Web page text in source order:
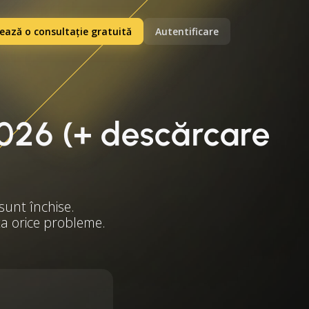
o consultație gratuită Autentificare
(+ descărcare
închise.
orice probleme.